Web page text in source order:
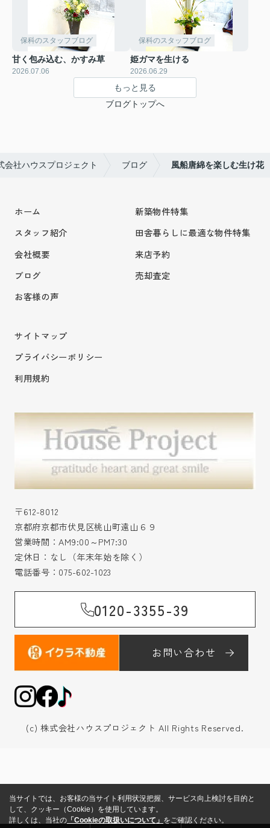
保科のスタッフブログ
甘く包み込む、かすみ草
2026.07.06
保科のスタッフブログ
姫ガマを生ける
2026.06.29
もっと見る
ブログトップへ
会社ハウスプロジェクト ブログ 風船唐綿を楽しむ生け花
ホーム
スタッフ紹介
会社概要
ブログ
お客様の声
新築物件特集
田舎暮らしに最適な物件特集
来店予約
売却査定
サイトマップ
プライバシーポリシー
利用規約
〒612-8012
京都府京都市伏見区桃山町遠山６９
営業時間：AM9:00～PM7:30
定休日：なし（年末年始を除く）
電話番号： 075-602-1023
0120-3355-39
お問い合わせ
(c) 株式会社ハウスプロジェクト All Rights Reserved.
当サイトでは、お客様の当サイト利用状況把握、サービス向上検討を目的と
して、クッキー（Cookie）を使用しています。
詳しくは、当社の 「Cookieの取扱いについて」 をご確認ください。